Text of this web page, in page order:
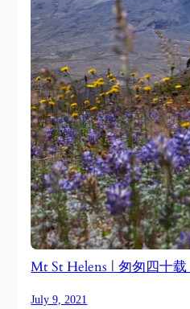
Mt St Helens | 匆匆四十
July 9, 2021